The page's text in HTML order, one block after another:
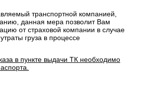
транспортной компанией,
данная мера позволит Вам
от страховой компании в случае
груза в процессе
в пункте выдачи ТК необходимо